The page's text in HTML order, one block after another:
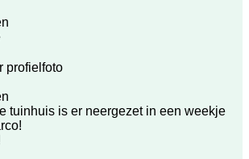
tuinhuis is er neergezet in een weekje